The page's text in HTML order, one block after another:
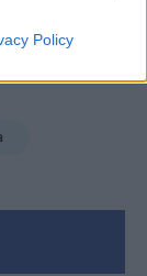
Policy
kvalitnejšie.